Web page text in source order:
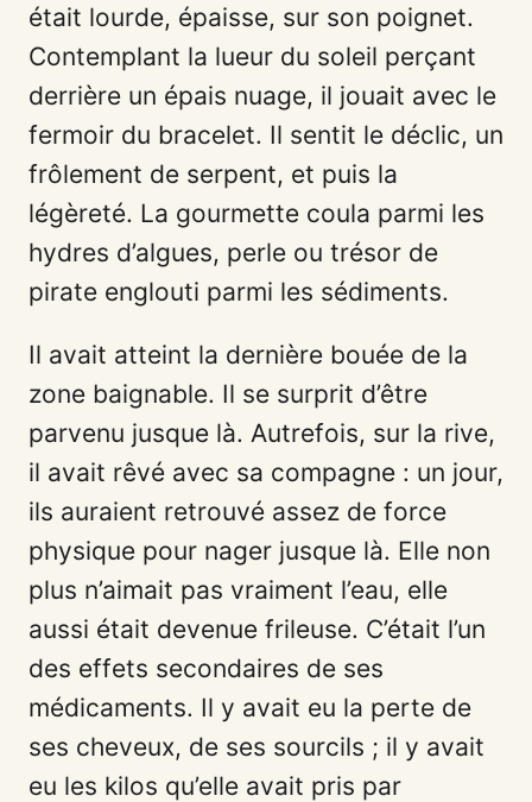
était lourde, épaisse, sur son poignet.
Contemplant la lueur du soleil perçant
derrière un épais nuage, il jouait avec le
fermoir du bracelet. Il sentit le déclic, un
frôlement de serpent, et puis la
légèreté. La gourmette coula parmi les
hydres d’algues, perle ou trésor de
pirate englouti parmi les sédiments.
Il avait atteint la dernière bouée de la
zone baignable. Il se surprit d’être
parvenu jusque là. Autrefois, sur la rive,
il avait rêvé avec sa compagne : un jour,
ils auraient retrouvé assez de force
physique pour nager jusque là. Elle non
plus n’aimait pas vraiment l’eau, elle
aussi était devenue frileuse. C’était l’un
des effets secondaires de ses
médicaments. Il y avait eu la perte de
ses cheveux, de ses sourcils ; il y avait
eu les kilos qu’elle avait pris par